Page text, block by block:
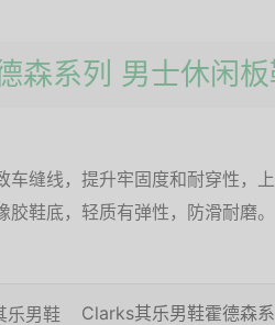
森系列 男士休闲
车缝线，提升牢固度和耐穿性，
鞋底，轻质有弹性，防滑耐磨。
Clarks其乐男鞋霍德森